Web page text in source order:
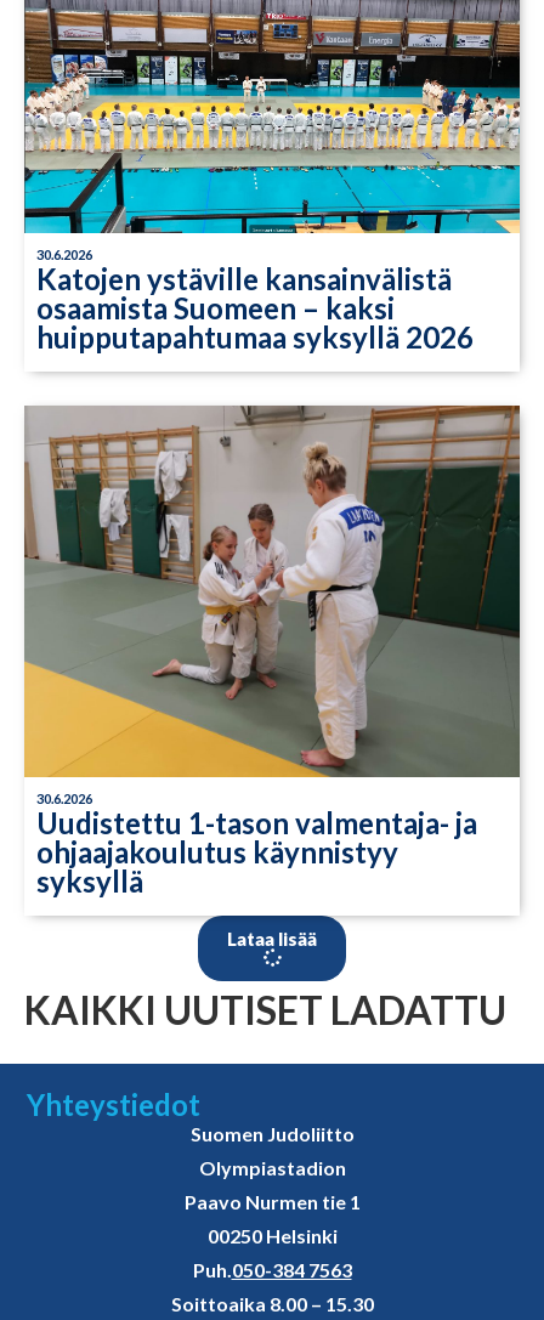
30.6.2026
Katojen ystäville kansainvälistä
osaamista Suomeen – kaksi
huipputapahtumaa syksyllä 2026
30.6.2026
Uudistettu 1-tason valmentaja- ja
ohjaajakoulutus käynnistyy
syksyllä
Lataa lisää
KAIKKI UUTISET LADATTU
Yhteystiedot
Suomen Judoliitto
Olympiastadion
Paavo Nurmen tie 1
00250 Helsinki
Puh.050-384 7563
Soittoaika 8.00 – 15.30